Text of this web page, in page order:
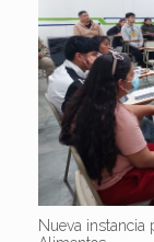
Nueva instancia